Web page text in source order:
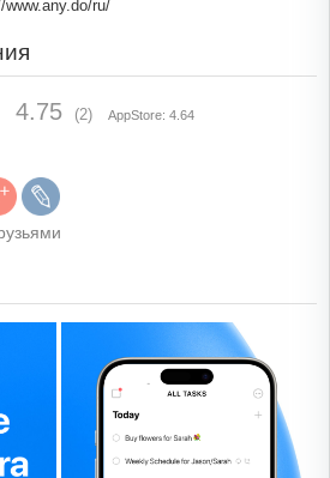
ru/
4.75 (2) AppStore: 4.64